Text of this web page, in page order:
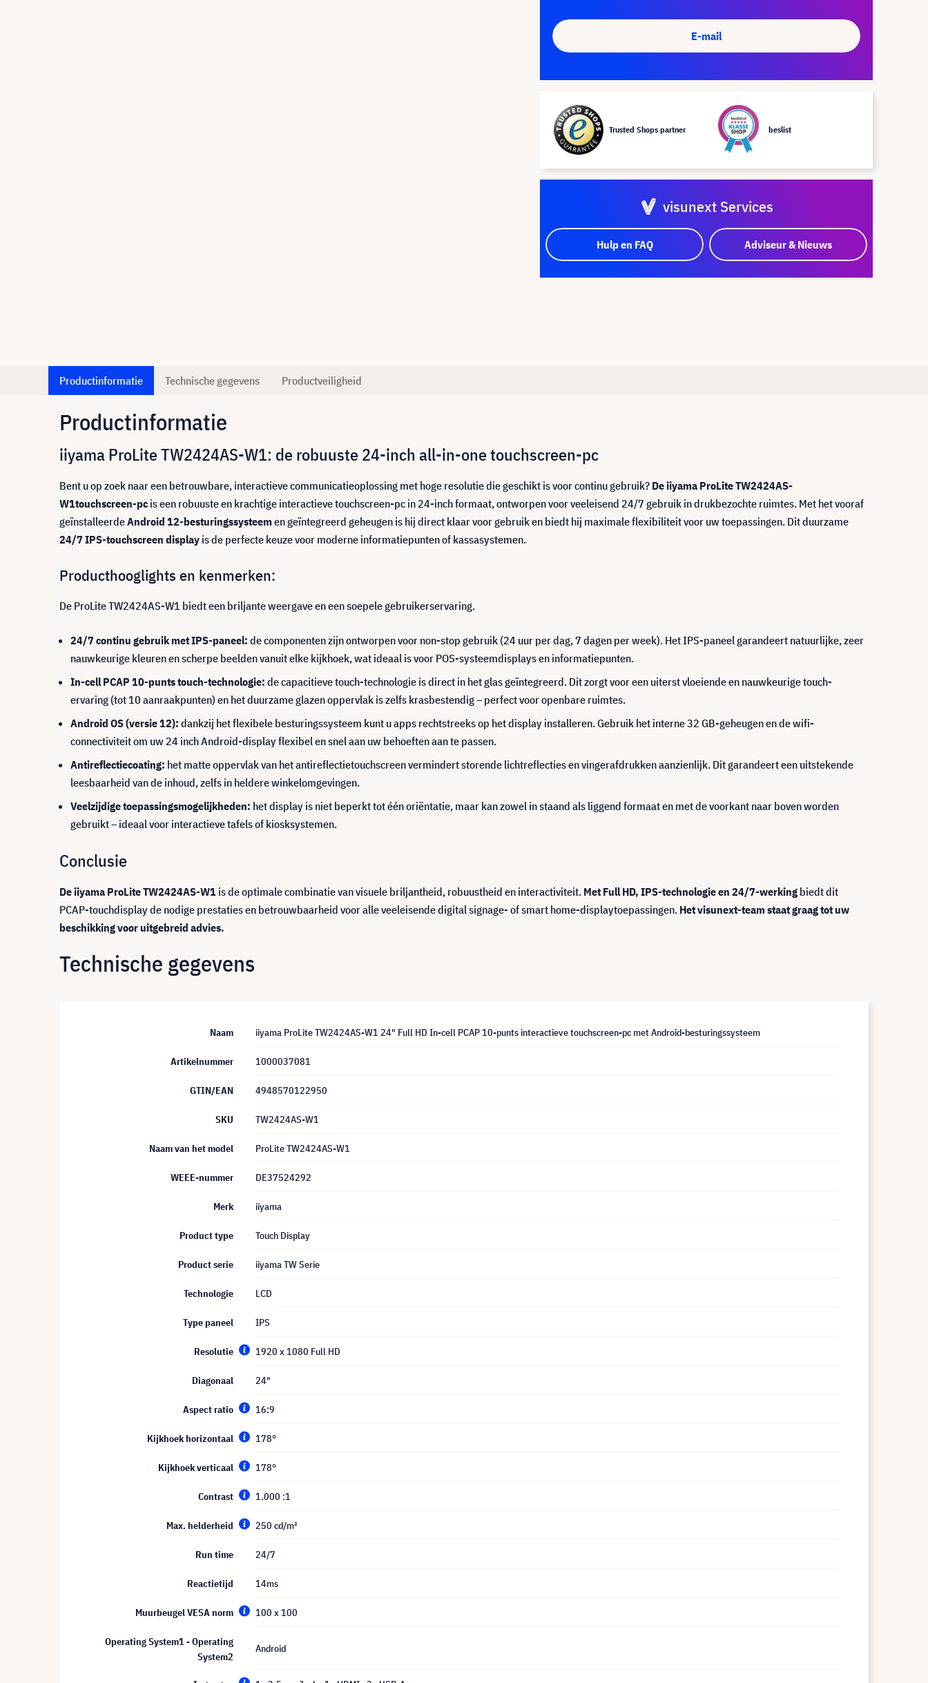
E-mail
Trusted Shops partner beslist
visunext Services
Hulp en FAQ Adviseur & Nieuws
Productinformatie Technische gegevens Productveiligheid
Productinformatie
iiyama ProLite TW2424AS-W1: de robuuste 24-inch all-in-one touchscreen-pc
Bent u op zoek naar een betrouwbare, interactieve communicatieoplossing met hoge resolutie die geschikt is voor continu gebruik? De iiyama ProLite TW2424AS-
W1touchscreen-pc is een robuuste en krachtige interactieve touchscreen-pc in 24-inch formaat, ontworpen voor veeleisend 24/7 gebruik in drukbezochte ruimtes. Met het vooraf
geïnstalleerdeAndroid 12-besturingssysteem en geïntegreerd geheugen is hij direct klaar voor gebruik en biedt hij maximale flexibiliteit voor uw toepassingen. Dit duurzame
24/7 IPS-touchscreen display is de perfecte keuze voor moderne informatiepunten of kassasystemen.
Producthooglights en kenmerken:
De ProLite TW2424AS-W1 biedt een briljante weergave en een soepele gebruikerservaring.
24/7 continu gebruik met IPS-paneel: de componenten zijn ontworpen voor non-stop gebruik (24 uur per dag, 7 dagen per week). Het IPS-paneel garandeert natuurlijke, zeer
nauwkeurige kleuren en scherpe beelden vanuit elke kijkhoek, wat ideaal is voor POS-systeemdisplays en informatiepunten.
In-cell PCAP 10-punts touch-technologie: de capacitieve touch-technologie is direct in het glas geïntegreerd. Dit zorgt voor een uiterst vloeiende en nauwkeurige touch-
ervaring (tot 10 aanraakpunten) en het duurzame glazen oppervlak is zelfs krasbestendig – perfect voor openbare ruimtes.
Android OS (versie 12): dankzij het flexibele besturingssysteem kunt u apps rechtstreeks op het display installeren. Gebruik het interne 32 GB-geheugen en de wifi-
connectiviteit om uw 24 inch Android-display flexibel en snel aan uw behoeften aan te passen.
Antireflectiecoating: het matte oppervlak van het antireflectietouchscreen vermindert storende lichtreflecties en vingerafdrukken aanzienlijk. Dit garandeert een uitstekende
leesbaarheid van de inhoud, zelfs in heldere winkelomgevingen.
Veelzijdige toepassingsmogelijkheden: het display is niet beperkt tot één oriëntatie, maar kan zowel in staand als liggend formaat en met de voorkant naar boven worden
gebruikt – ideaal voor interactieve tafels of kiosksystemen.
Conclusie
De iiyama ProLite TW2424AS-W1 is de optimale combinatie van visuele briljantheid, robuustheid en interactiviteit. Met Full HD, IPS-technologie en 24/7-werking biedt dit
PCAP-touchdisplay de nodige prestaties en betrouwbaarheid voor alle veeleisende digital signage- of smart home-displaytoepassingen. Het visunext-team staat graag tot uw
beschikking voor uitgebreid advies.
Technische gegevens
Naam iiyama ProLite TW2424AS-W1 24" Full HD In-cell PCAP 10-punts interactieve touchscreen-pc met Android-besturingssysteem
Artikelnummer 1000037081
GTIN/EAN 4948570122950
SKU TW2424AS-W1
Naam van het model ProLite TW2424AS-W1
WEEE-nummer DE37524292
Merk iiyama
Product type Touch Display
Product serie iiyama TW Serie
Technologie LCD
Type paneel IPS
Resolutie 1920 x 1080 Full HD
Diagonaal 24"
Aspect ratio 16:9
Kijkhoek horizontaal 178°
Kijkhoek verticaal 178°
Contrast 1.000 :1
Max. helderheid 250 cd/m²
Run time 24/7
Reactietijd 14ms
Muurbeugel VESA norm 100 x 100
Operating System1 - Operating
System2
Android